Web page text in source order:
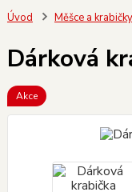
Úvod Měšce a krabičky
Dárková
Akce